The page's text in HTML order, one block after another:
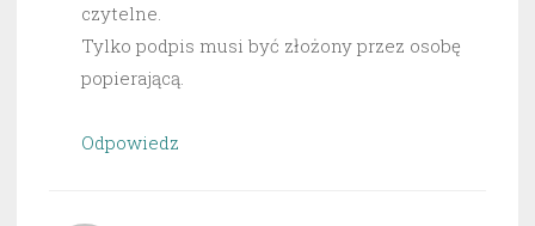
czytelne.
Tylko podpis musi być złożony przez osobę
popierającą.
Odpowiedz